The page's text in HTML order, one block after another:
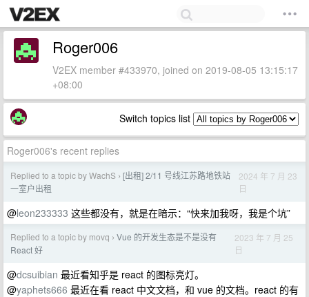
Roger006
V2EX member #433970, joined on 2019-08-05 13:15:17
+08:00
Switch topics list
Roger006's recent replies
Replied to a topic by WachS › [出租] 2/11 号线江苏路地铁站
一室户出租
2024 年 7 月 23
日
@leon233333 这些都没有，就是在暗示：“快来加我呀，我是个坑”
Replied to a topic by movq › Vue 的开发生态是不是没有
React 好
2023 年 7 月 25
日
@dcsuibian 最近看知乎是 react 的图标亮灯。
@yaphets666 最近在看 react 中文文档，和 vue 的文档。react 的有